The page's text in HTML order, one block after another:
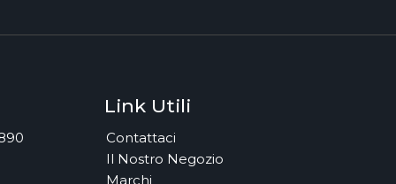
Link Utili
Contattaci
Il Nostro Negozio
Marchi